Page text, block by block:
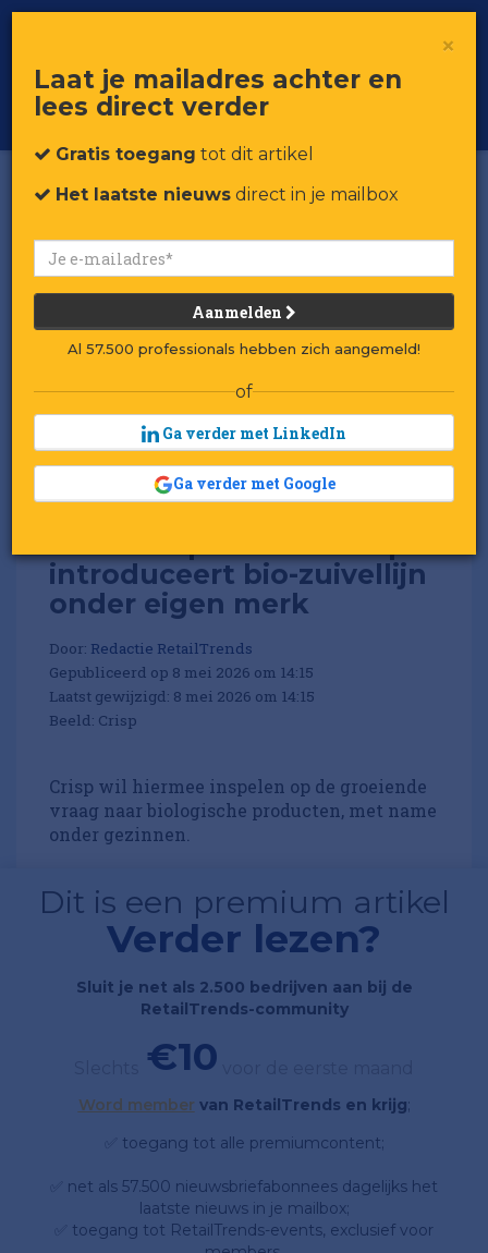
Voor professionals in retail & brands
Toggle
introduceert bio-zuivellijn
onder eigen merk
Door: Redactie RetailTrends
Gepubliceerd op 8 mei 2026 om 14:15
Laatst gewijzigd: 8 mei 2026 om 14:15
Beeld: Crisp
Crisp wil hiermee inspelen op de groeiende
vraag naar biologische producten, met name
onder gezinnen.
Dit is een premium artikel
Verder lezen?
Sluit je net als 2.500 bedrijven aan bij de
RetailTrends-community
€10
Word member van RetailTrends en krijg;
✅ toegang tot alle premiumcontent;
✅ net als 57.500 nieuwsbriefabonnees dagelijks het
laatste nieuws in je mailbox;
✅ toegang tot RetailTrends-events, exclusief voor
×
Laat je mailadres achter en
lees direct verder
Gratis toegang tot dit artikel
Het laatste nieuws direct in je mailbox
Aanmelden
Al 57.500 professionals hebben zich aangemeld!
of
Ga verder met LinkedIn
Ga verder met Google